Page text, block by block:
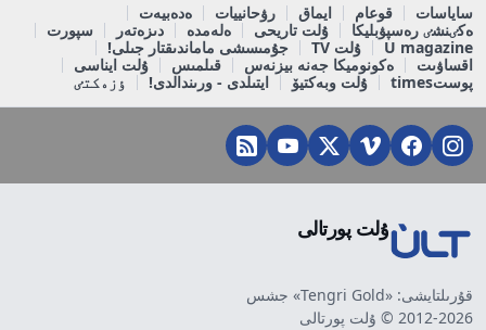
ساياسات قوعام ايماق رۋحانييات
ەدەبيەت
ەكٸنشٸ رەسپۋبليكا
ۇلت تاريحى ەلەمدە دىزەتەر
سپورت
U magazine
ۇلت TV
جۇمىسشى ماماندىقتار جىلى!
اقساۋىت
ەكونوميكا جەنە بيزنەس قىلمىس
ۇلت ايناسى
پوستtimes
ۇلت وبەكتيۆ ايتىلدى - ورىندالدى! ٶزەكتٸ
ۇلت پورتالى
قۇرىلتايشى: «Tengri Gold» جشس
2012-2026 © ۇلت پورتالى